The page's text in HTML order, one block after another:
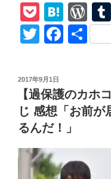
諦
め
な
こ
れ
ぞ、
ご
合
護
の
カ
第
話
あ
P
o
ck
H
at
e
a
W
or
d
e
ss
T
tt
er
F
e
b
o
o
k
共
投
日:
2017年9月1日
【過保護のカホ
じ 感想「お前が
るんだ！」